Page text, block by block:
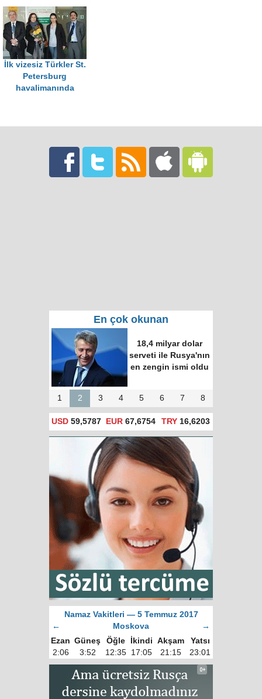
İlk vizesiz Türkler St.
Petersburg
havalimanında
En çok okunan
Putin ve Erdoğan
Time dergisinin
"dünyanın en etkili
100 ismi" listesine
girdi
1 2 3 4 5 6 7 8
USD 59,5787 EUR 67,6754 TRY16,6203
Namaz Vakitleri — 5 Temmuz 2017
←
Moskova
→
Ezan Güneş Öğle İkindi Akşam
Yatsı
2:06
3:52 12:35 17:05 21:15 23:01